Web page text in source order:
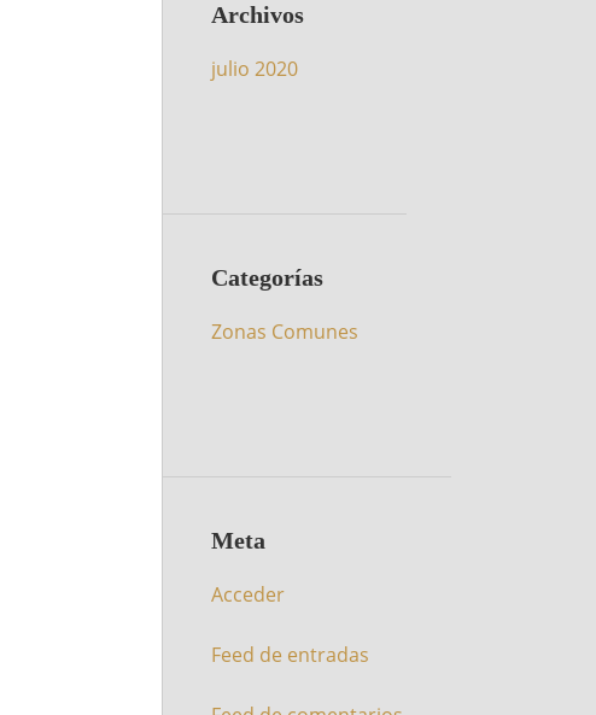
Archivos
julio 2020
Categorías
Zonas Comunes
Meta
Acceder
Feed de entradas